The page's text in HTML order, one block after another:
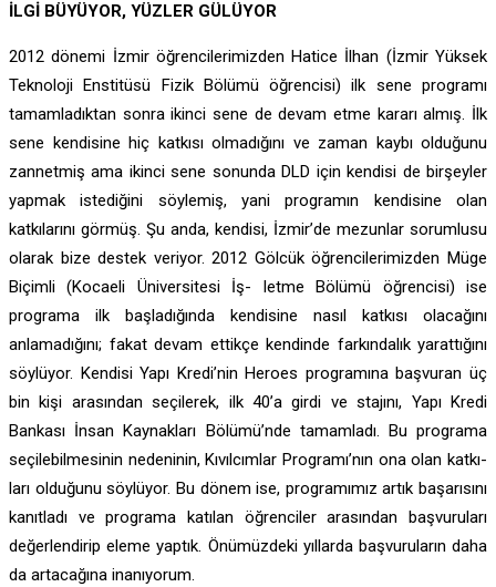
İLGİ BÜYÜYOR, YÜZLER GÜLÜYOR
2012 dönemi İzmir öğrencilerimizden Hatice İlhan (İzmir Yüksek
Teknoloji Enstitüsü Fizik Bölümü öğrencisi) ilk sene programı
tamamladıktan sonra ikinci sene de devam etme kararı almış. İlk
sene kendisine hiç katkısı olmadığını ve zaman kaybı olduğunu
zannetmiş ama ikinci sene sonunda DLD için kendisi de birşeyler
yapmak istediğini söylemiş, yani programın kendisine olan
katkılarını görmüş. Şu anda, kendisi, İzmir’de mezunlar sorumlusu
olarak bize destek veriyor. 2012 Gölcük öğrencilerimizden Müge
Biçimli (Kocaeli Üniversitesi İş- letme Bölümü öğrencisi) ise
programa ilk başladığında kendisine nasıl katkısı olacağını
anlamadığını; fakat devam ettikçe kendinde farkındalık yarattığını
söylüyor. Kendisi Yapı Kredi’nin Heroes programına başvuran üç
bin kişi arasından seçilerek, ilk 40’a girdi ve stajını, Yapı Kredi
Bankası İnsan Kaynakları Bölümü’nde tamamladı. Bu programa
seçilebilmesinin nedeninin, Kıvılcımlar Programı’nın ona olan katkı-
ları olduğunu söylüyor. Bu dönem ise, programımız artık başarısını
kanıtladı ve programa katılan öğrenciler arasından başvuruları
değerlendirip eleme yaptık. Önümüzdeki yıllarda başvuruların daha
da artacağına inanıyorum.